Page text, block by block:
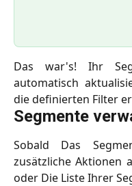
Das war's! Ihr
automatisch
die definierten Filter
Segmente
Sobald Das
zusätzliche Aktionen
oder Die Liste Ihrer